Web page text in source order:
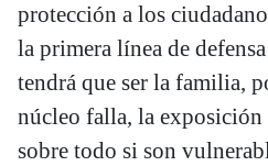
protección a los
la primera línea de
tendrá que ser la familia,
núcleo falla, la exposición
sobre todo si son